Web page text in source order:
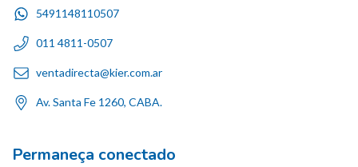
5491148110507
011 4811-0507
ventadirecta@kier.com.ar
Av. Santa Fe 1260, CABA.
Permaneça conectado